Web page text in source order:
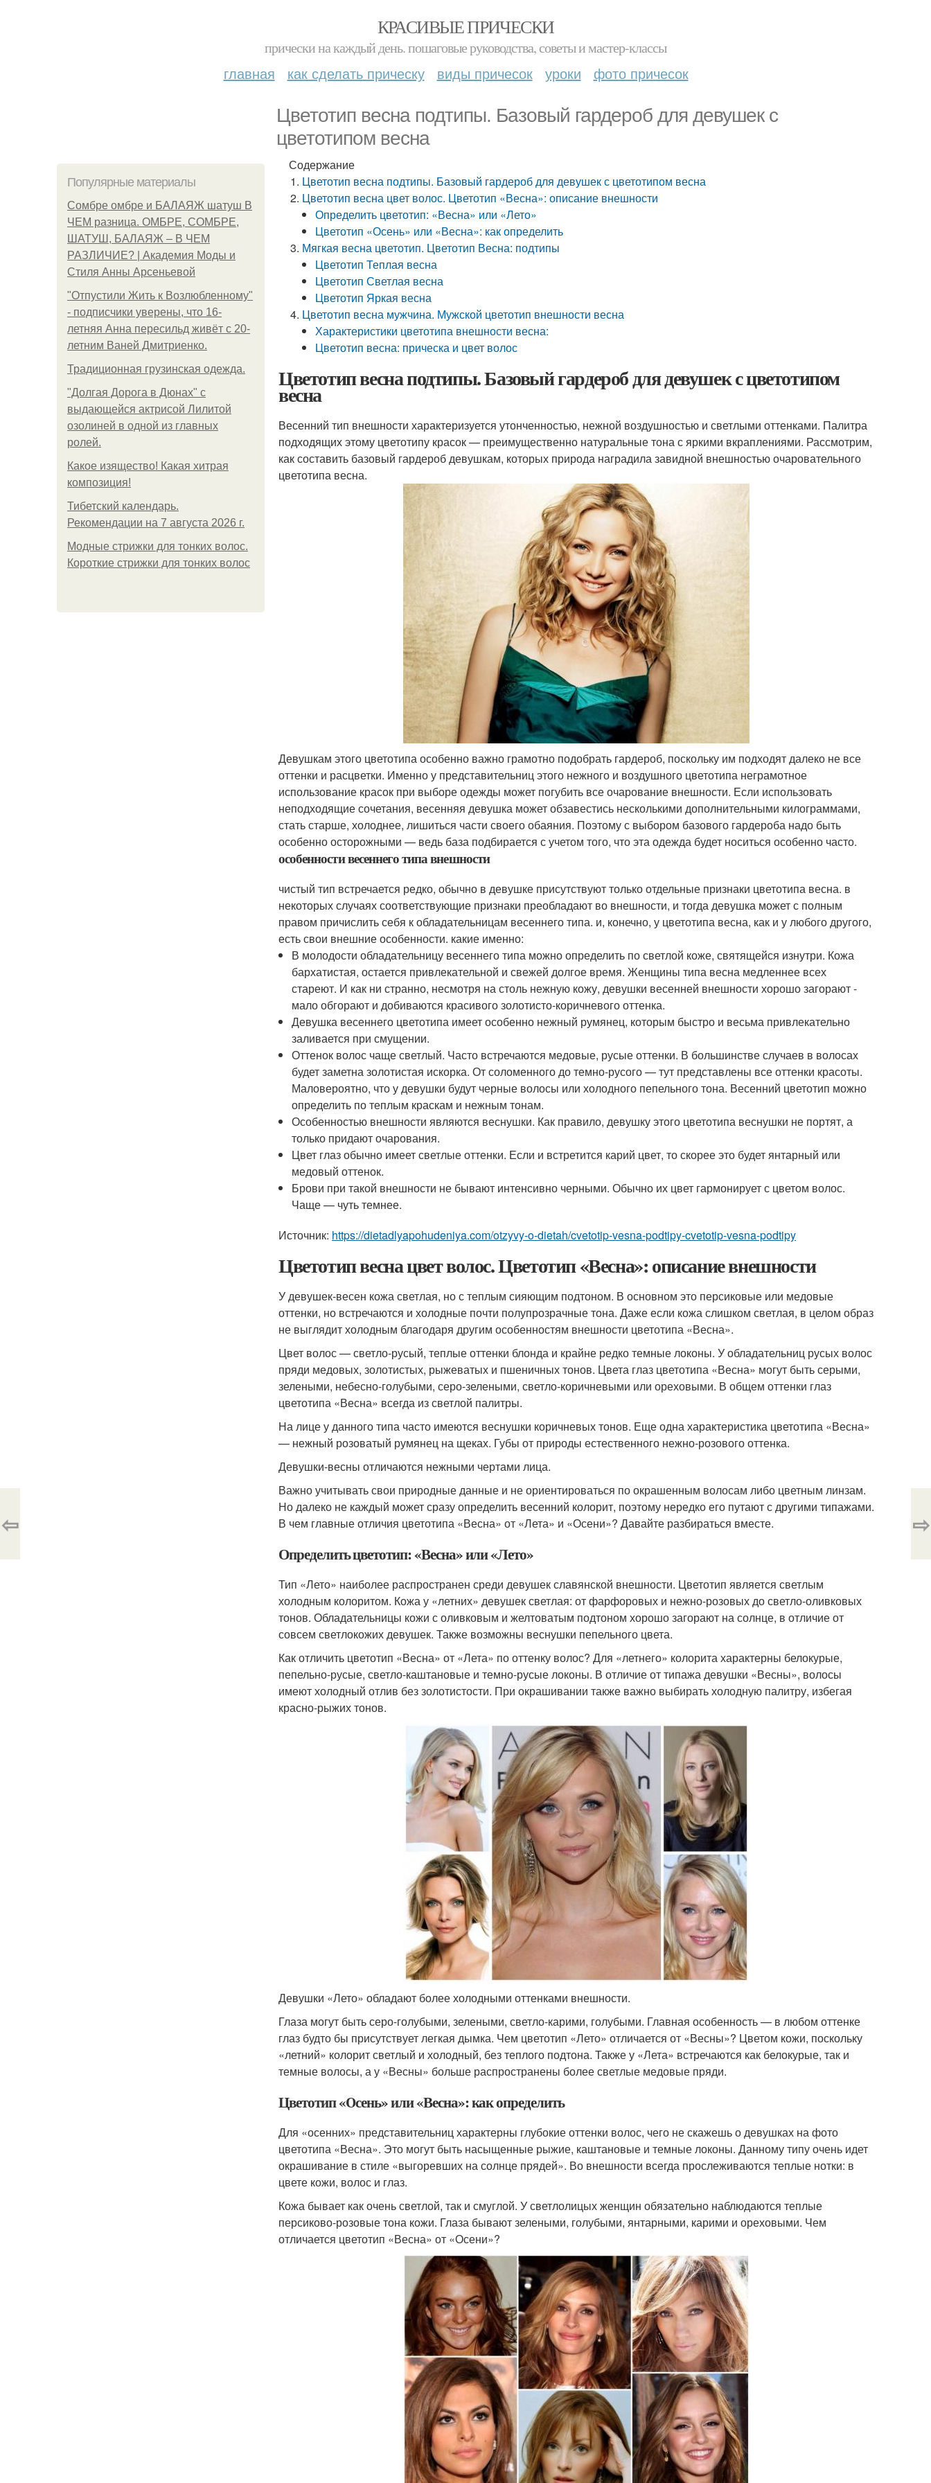
КРАСИВЫЕ ПРИЧЕСКИ
прически на каждый день. пошаговые руководства, советы и мастер-классы
главная как сделать прическу виды причесок уроки фото причесок
Цветотип весна подтипы. Базовый гардероб для девушек с
цветотипом весна
Популярные материалы
Сомбре омбре и БАЛАЯЖ шатуш В
ЧЕМ разница. ОМБРЕ, СОМБРЕ,
ШАТУШ, БАЛАЯЖ – В ЧЕМ
РАЗЛИЧИЕ? | Академия Моды и
Стиля Анны Арсеньевой
"Отпустили Жить к Возлюбленному"
- подписчики уверены, что 16-
летняя Анна пересильд живёт с 20-
летним Ваней Дмитриенко.
Традиционная грузинская одежда.
"Долгая Дорога в Дюнах" с
выдающейся актрисой Лилитой
озолиней в одной из главных
ролей.
Какое изящество! Какая хитрая
композиция!
Тибетский календарь.
Рекомендации на 7 августа 2026 г.
Модные стрижки для тонких волос.
Короткие стрижки для тонких волос
Содержание
Цветотип весна подтипы. Базовый гардероб для девушек с цветотипом весна
Цветотип весна цвет волос. Цветотип «Весна»: описание внешности
Определить цветотип: «Весна» или «Лето»
Цветотип «Осень» или «Весна»: как определить
Мягкая весна цветотип. Цветотип Весна: подтипы
Цветотип Теплая весна
Цветотип Светлая весна
Цветотип Яркая весна
Цветотип весна мужчина. Мужской цветотип внешности весна
Характеристики цветотипа внешности весна:
Цветотип весна: прическа и цвет волос
Цветотип весна подтипы. Базовый гардероб для девушек с цветотипом
весна
Весенний тип внешности характеризуется утонченностью, нежной воздушностью и светлыми оттенками. Палитра
подходящих этому цветотипу красок — преимущественно натуральные тона с яркими вкраплениями. Рассмотрим,
как составить базовый гардероб девушкам, которых природа наградила завидной внешностью очаровательного
цветотипа весна.
Девушкам этого цветотипа особенно важно грамотно подобрать гардероб, поскольку им подходят далеко не все
оттенки и расцветки. Именно у представительниц этого нежного и воздушного цветотипа неграмотное
использование красок при выборе одежды может погубить все очарование внешности. Если использовать
неподходящие сочетания, весенняя девушка может обзавестись несколькими дополнительными килограммами,
стать старше, холоднее, лишиться части своего обаяния. Поэтому с выбором базового гардероба надо быть
особенно осторожными — ведь база подбирается с учетом того, что эта одежда будет носиться особенно часто.
особенности весеннего типа внешности
чистый тип встречается редко, обычно в девушке присутствуют только отдельные признаки цветотипа весна. в
некоторых случаях соответствующие признаки преобладают во внешности, и тогда девушка может с полным
правом причислить себя к обладательницам весеннего типа. и, конечно, у цветотипа весна, как и у любого другого,
есть свои внешние особенности. какие именно:
В молодости обладательницу весеннего типа можно определить по светлой коже, святящейся изнутри. Кожа
бархатистая, остается привлекательной и свежей долгое время. Женщины типа весна медленнее всех
стареют. И как ни странно, несмотря на столь нежную кожу, девушки весенней внешности хорошо загорают -
мало обгорают и добиваются красивого золотисто-коричневого оттенка.
Девушка весеннего цветотипа имеет особенно нежный румянец, которым быстро и весьма привлекательно
заливается при смущении.
Оттенок волос чаще светлый. Часто встречаются медовые, русые оттенки. В большинстве случаев в волосах
будет заметна золотистая искорка. От соломенного до темно-русого — тут представлены все оттенки красоты.
Маловероятно, что у девушки будут черные волосы или холодного пепельного тона. Весенний цветотип можно
определить по теплым краскам и нежным тонам.
Особенностью внешности являются веснушки. Как правило, девушку этого цветотипа веснушки не портят, а
только придают очарования.
Цвет глаз обычно имеет светлые оттенки. Если и встретится карий цвет, то скорее это будет янтарный или
медовый оттенок.
Брови при такой внешности не бывают интенсивно черными. Обычно их цвет гармонирует с цветом волос.
Чаще — чуть темнее.
Источник: https://dietadlyapohudeniya.com/otzyvy-o-dietah/cvetotip-vesna-podtipy-cvetotip-vesna-podtipy
Цветотип весна цвет волос. Цветотип «Весна»: описание внешности
У девушек-весен кожа светлая, но с теплым сияющим подтоном. В основном это персиковые или медовые
оттенки, но встречаются и холодные почти полупрозрачные тона. Даже если кожа слишком светлая, в целом образ
не выглядит холодным благодаря другим особенностям внешности цветотипа «Весна».
Цвет волос — светло-русый, теплые оттенки блонда и крайне редко темные локоны. У обладательниц русых волос
пряди медовых, золотистых, рыжеватых и пшеничных тонов. Цвета глаз цветотипа «Весна» могут быть серыми,
зелеными, небесно-голубыми, серо-зелеными, светло-коричневыми или ореховыми. В общем оттенки глаз
цветотипа «Весна» всегда из светлой палитры.
На лице у данного типа часто имеются веснушки коричневых тонов. Еще одна характеристика цветотипа «Весна»
— нежный розоватый румянец на щеках. Губы от природы естественного нежно-розового оттенка.
Девушки-весны отличаются нежными чертами лица.
Важно учитывать свои природные данные и не ориентироваться по окрашенным волосам либо цветным линзам.
Но далеко не каждый может сразу определить весенний колорит, поэтому нередко его путают с другими типажами.
В чем главные отличия цветотипа «Весна» от «Лета» и «Осени»? Давайте разбираться вместе.
Определить цветотип: «Весна» или «Лето»
Тип «Лето» наиболее распространен среди девушек славянской внешности. Цветотип является светлым
холодным колоритом. Кожа у «летних» девушек светлая: от фарфоровых и нежно-розовых до светло-оливковых
тонов. Обладательницы кожи с оливковым и желтоватым подтоном хорошо загорают на солнце, в отличие от
совсем светлокожих девушек. Также возможны веснушки пепельного цвета.
Как отличить цветотип «Весна» от «Лета» по оттенку волос? Для «летнего» колорита характерны белокурые,
пепельно-русые, светло-каштановые и темно-русые локоны. В отличие от типажа девушки «Весны», волосы
имеют холодный отлив без золотистости. При окрашивании также важно выбирать холодную палитру, избегая
красно-рыжих тонов.
Девушки «Лето» обладают более холодными оттенками внешности.
Глаза могут быть серо-голубыми, зелеными, светло-карими, голубыми. Главная особенность — в любом оттенке
глаз будто бы присутствует легкая дымка. Чем цветотип «Лето» отличается от «Весны»? Цветом кожи, поскольку
«летний» колорит светлый и холодный, без теплого подтона. Также у «Лета» встречаются как белокурые, так и
темные волосы, а у «Весны» больше распространены более светлые медовые пряди.
Цветотип «Осень» или «Весна»: как определить
Для «осенних» представительниц характерны глубокие оттенки волос, чего не скажешь о девушках на фото
цветотипа «Весна». Это могут быть насыщенные рыжие, каштановые и темные локоны. Данному типу очень идет
окрашивание в стиле «выгоревших на солнце прядей». Во внешности всегда прослеживаются теплые нотки: в
цвете кожи, волос и глаз.
Кожа бывает как очень светлой, так и смуглой. У светлолицых женщин обязательно наблюдаются теплые
персиково-розовые тона кожи. Глаза бывают зелеными, голубыми, янтарными, карими и ореховыми. Чем
отличается цветотип «Весна» от «Осени»?
⇦ ⇨